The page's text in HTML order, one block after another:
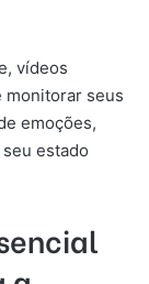
vídeos
monitorar seus
emoções,
estado